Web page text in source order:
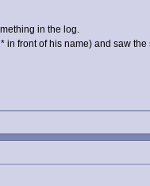
in the log.
front of his name) and saw